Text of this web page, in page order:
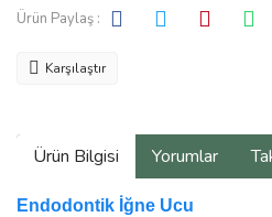
Ürün Paylaş :
Karşılaştır
Ürün Bilgisi Yorumlar
Endodontik İğne Ucu